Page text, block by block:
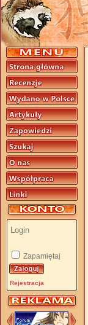
Zapamiętaj
Rejestracja